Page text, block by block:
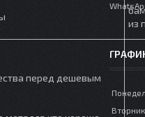
из
перед дешевым
Вторник